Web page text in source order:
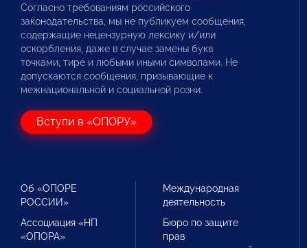
Согласно требованиям российского
законодательства, мы не публикуем сообщения,
содержащие нецензурную лексику и/или
оскорбления, даже в случае замены букв
точками, тире и любыми иными символами. Не
допускаются сообщения, призывающие к
межнациональной и социальной розни.
Вступи в «ОПОРУ»
Об «ОПОРЕ
РОССИИ»
Ассоциация «НП
«ОПОРА»
Международная
деятельность
Бюро по защите
прав